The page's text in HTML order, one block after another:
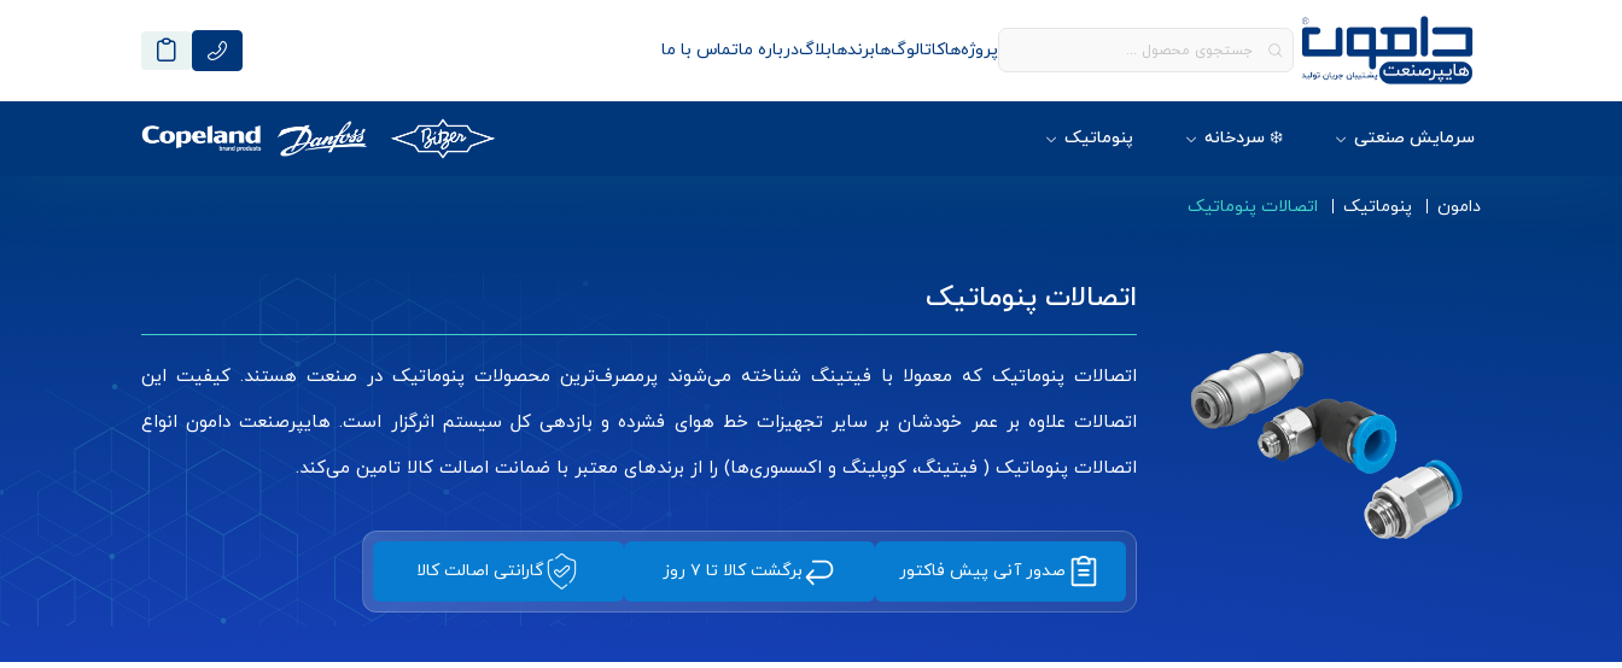
پروژه‌هاکاتالوگ‌هابرندهابلاگدرباره ماتماس با ما
سرمایش صنعتی ❄️ سردخانه پنوماتیک
دامون پنوماتیک اتصالات پنوماتیک
اتصالات پنوماتیک
اتصالات پنوماتیک که معمولا با فیتینگ شناخته‌ می‌شوند پرمصرف‌ترین محصولات پنوماتیک در صنعت هستند. کیفیت این
اتصالات علاوه بر عمر خودشان بر سایر تجهیزات خط هوای فشرده و بازدهی کل سیستم اثرگزار است. هایپرصنعت دامون انواع
اتصالات پنوماتیک ( فیتینگ، کوپلینگ و اکسسوری‌ها) را از برندهای معتبر با ضمانت اصالت کالا تامین می‌کند.
صدور آنی پیش فاکتور برگشت کالا تا ۷ روز گارانتی اصالت کالا